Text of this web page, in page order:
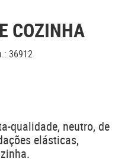
COZINHA
: 36912
qualidade, neutro, de
elásticas,